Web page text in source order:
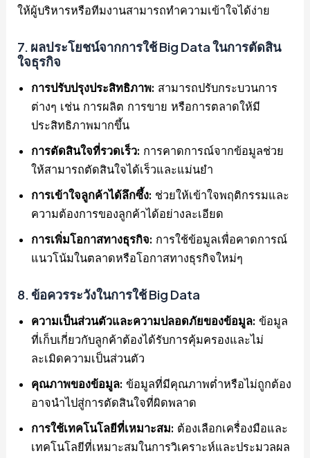
ให้ผู้บริหารหรือทีมงานสามารถทำความเข้าใจได้ง่าย
7. ผลประโยชน์จากการใช้ Big Data ในการตัดสิน
ใจธุรกิจ
การปรับปรุงประสิทธิภาพ: สามารถปรับกระบวนการ
ต่างๆ เช่น การผลิต การขาย หรือการตลาดให้มี
ประสิทธิภาพมากขึ้น
การตัดสินใจที่รวดเร็ว: การคาดการณ์จากข้อมูลช่วย
ให้สามารถตัดสินใจได้เร็วและแม่นยำ
การเข้าใจลูกค้าได้ลึกซึ้ง: ช่วยให้เข้าใจพฤติกรรมและ
ความต้องการของลูกค้าได้อย่างละเอียด
การเพิ่มโอกาสทางธุรกิจ: การใช้ข้อมูลเพื่อคาดการณ์
แนวโน้มในตลาดหรือโอกาสทางธุรกิจใหม่ๆ
8. ข้อควรระวังในการใช้ Big Data
ความเป็นส่วนตัวและความปลอดภัยของข้อมูล: ข้อมูล
ที่เก็บเกี่ยวกับลูกค้าต้องได้รับการคุ้มครองและไม่
ละเมิดความเป็นส่วนตัว
คุณภาพของข้อมูล: ข้อมูลที่มีคุณภาพต่ำหรือไม่ถูกต้อง
อาจนำไปสู่การตัดสินใจที่ผิดพลาด
การใช้เทคโนโลยีที่เหมาะสม: ต้องเลือกเครื่องมือและ
เทคโนโลยีที่เหมาะสมในการวิเคราะห์และประมวลผล